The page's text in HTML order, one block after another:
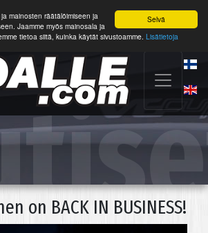
Selvä
mainosten räätälöimiseen ja
Jaamme myös mainosala ja
tietoa siitä, kuinka käytät sivustoamme. Lisätietoja
on BACK IN BUSINESS!